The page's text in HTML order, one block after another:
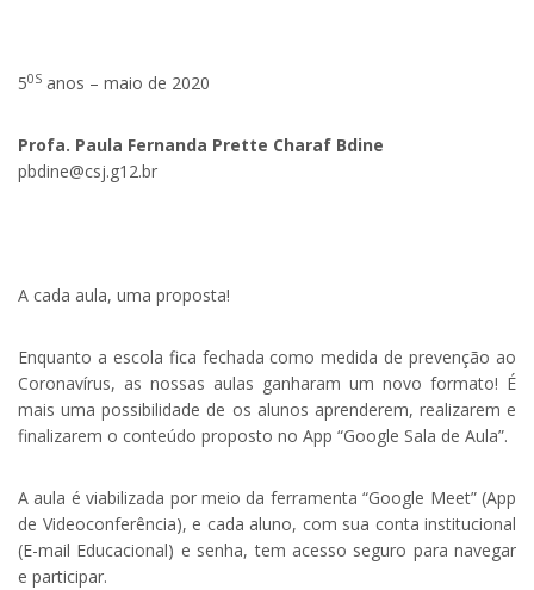
50S anos – maio de 2020
Profa. Paula Fernanda Prette Charaf Bdine
pbdine@csj.g12.br
A cada aula, uma proposta!
Enquanto a escola fica fechada como medida de prevenção ao
Coronavírus, as nossas aulas ganharam um novo formato! É
mais uma possibilidade de os alunos aprenderem, realizarem e
finalizarem o conteúdo proposto no App “Google Sala de Aula”.
A aula é viabilizada por meio da ferramenta “Google Meet” (App
de Videoconferência), e cada aluno, com sua conta institucional
(E-mail Educacional) e senha, tem acesso seguro para navegar
e participar.